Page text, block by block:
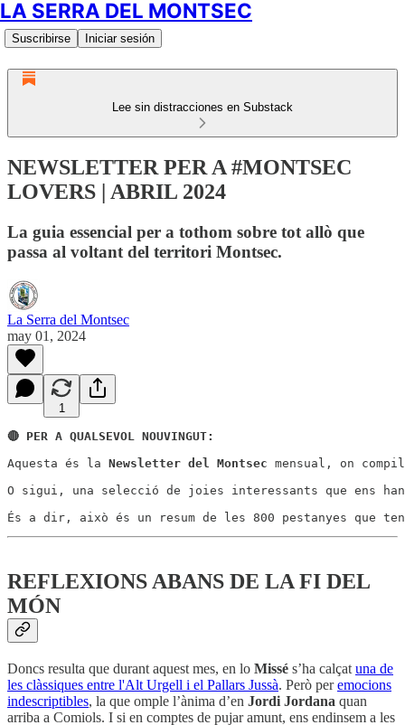
LA SERRA DEL MONTSEC
Suscribirse Iniciar sesión
Lee sin distracciones en Substack
NEWSLETTER PER A #MONTSEC
LOVERS | ABRIL 2024
La guia essencial per a tothom sobre tot allò que
passa al voltant del territori Montsec.
La Serra del Montsec
may 01, 2024
1
🔴 PER A QUALSEVOL NOUVINGUT:
Aquesta és la Newsletter del Montsec mensual, on
O sigui, una selecció de joies interessants que ens
És a dir, això és un resum de les 800 pestanyes que
REFLEXIONS ABANS DE LA FI DEL
MÓN
Doncs resulta que durant aquest mes, en lo Missé s’ha calçat una de
les clàssiques entre l'Alt Urgell i el Pallars Jussà. Però peremocions
indescriptibles, la que omple l’ànima d’en Jordi Jordana quan
arriba a Comiols. I si en comptes de pujar amunt, ens endinsem a les